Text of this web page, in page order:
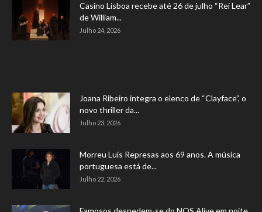
Casino Lisboa recebe até 26 de julho “Rei Lear”
de William...
Julho 24, 2026
Joana Ribeiro integra o elenco de “Clayface”, o
novo thriller da...
Julho 23, 2026
Morreu Luís Represas aos 69 anos. A música
portuguesa está de...
Julho 22, 2026